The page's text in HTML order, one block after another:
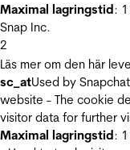
Maximal lagringstid:
Snap Inc.
2
Läs mer om den här
sc_atUsed by
website - The cookie
visitor data for further
Maximal lagringstid: